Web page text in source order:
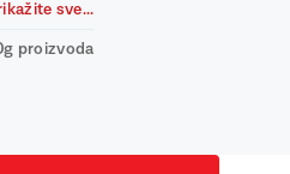
sve...
proizvoda